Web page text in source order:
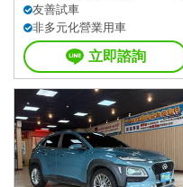
友善試車
非多元化營業用車
立即諮詢